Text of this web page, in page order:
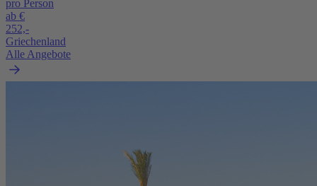
pro Person
ab €
252,-
Griechenland
Alle Angebote